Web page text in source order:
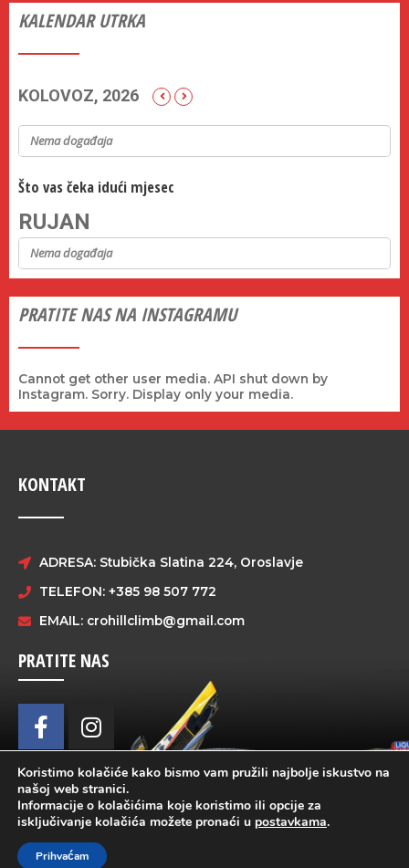
KALENDAR UTRKA
KOLOVOZ, 2026
Nema događaja
Što vas čeka idući mjesec
RUJAN
Nema događaja
PRATITE NAS NA INSTAGRAMU
Cannot get other user media. API shut down by
Instagram. Sorry. Display only your media.
KONTAKT
ADRESA: Stubička Slatina 224, Oroslavje
TELEFON: +385 98 507 772
EMAIL: crohillclimb@gmail.com
PRATITE NAS
Koristimo kolačiće kako bismo vam pružili najbolje iskustvo na
našoj web stranici.
Informacije o kolačićima koje koristimo ili opcije za
isključivanje kolačića možete pronaći u postavkama.
Prihvaćam